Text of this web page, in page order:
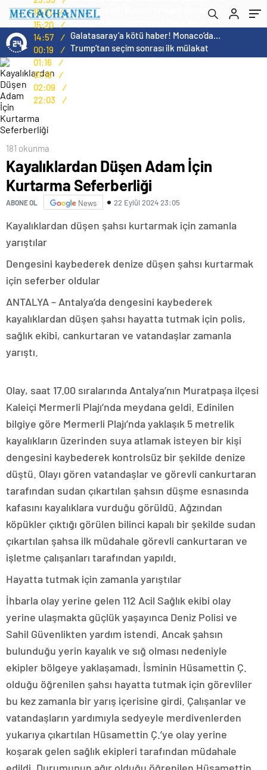
15:21
/
Norweç silahlı kuvvetleri kadınlardan oluşan özel kuvvetler eğitimlerini başlattı.
15:20
/
Cristiano Ronaldo’nun akıllara zarar tüm kariyerinin istatistiğini çıkardık !
14:57
/
Galatasaray’a kötü haber! Monaco’dan flaş Onyekuru kararı.
00:19
/
Trump’tan seçim sonrası ilk mülakat
01:16
/
Avusturya başbakanı Sebastian Kurz ile ilgili bilinmeyenler
01:16
/
02:09
/
22:03
/
181 okunma
Kayalıklardan Düşen Adam İçin
Kurtarma Seferberliği
ABONE OL News 22 Eylül 2024 23:05
Kayalıklardan düşen şahsı kurtarmak için zamanla
yarıştılar
Dengesini kaybederek denize düşen şahsı kurtarmak
için seferber oldular
ANTALYA – Antalya’da dengesini kaybederek
kayalıklardan düşen şahsı hayatta tutmak için polis,
sağlık ekibi, cankurtaran ve vatandaşlar zamanla
yarıştı.
Olay, saat 17.00 sıralarında Antalya’nın Muratpaşa ilçesi
Kaleiçi Mermerli Plajı’nda meydana geldi. Edinilen
bilgiye göre Mermerli Plajı’nda yaklaşık 5 metrelik
kayalıkların üzerinden suya atlamak isteyen bir kişi
dengesini kaybederek kontrolsüz bir şekilde denize
düştü. Olayı gören vatandaşlar ve görevli cankurtaran
tarafından sudan çıkartılan şahsın düşme esnasında
kafasını kayalıklara vurduğu görüldü. Ağzından
köpükler çıktığı görülen bilinci kapalı bir şekilde sudan
çıkartılan şahsa ilk müdahale görevli cankurtaran ve
işletme çalışanları tarafından yapıldı.
Hayatta tutmak için zamanla yarıştılar
İhbarla olay yerine gelen 112 Acil Sağlık ekibi olay
yerine ulaşmakta güçlük yaşayınca Deniz Polisi ve
Sahil Güvenlikten yardım istendi. Ancak şahsın
bulunduğu yerin kayalık ve sığ olması nedeniyle
ekipler bölgeye yaklaşamadı. İsminin Hüsamettin Ç.
olduğu öğrenilen şahsı hayatta tutmak için görevliler
bu kez zamanla bir yarış içerisine girdi. Çalışanlar ve
vatandaşların yardımıyla sedyeyle merdivenlerden
yukarıya çıkartılan Hüsamettin Ç.’ye olay yerine
koşarak gelen sağlık ekipleri tarafından müdahale